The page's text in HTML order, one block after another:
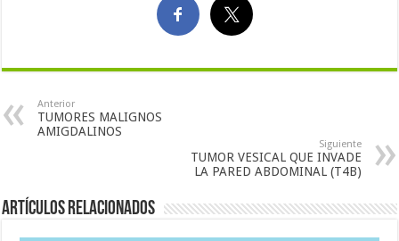
Anterior
TUMORES MALIGNOS
AMIGDALINOS
Siguiente
TUMOR VESICAL QUE INVADE
LA PARED ABDOMINAL (T4B)
Artículos Relacionados